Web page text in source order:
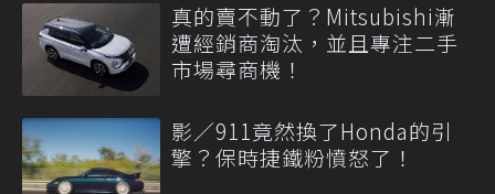
真的賣不動了？Mitsubishi漸
遭經銷商淘汰，並且專注二手
市場尋商機！
影／911竟然換了Honda的引
擎？保時捷鐵粉憤怒了！